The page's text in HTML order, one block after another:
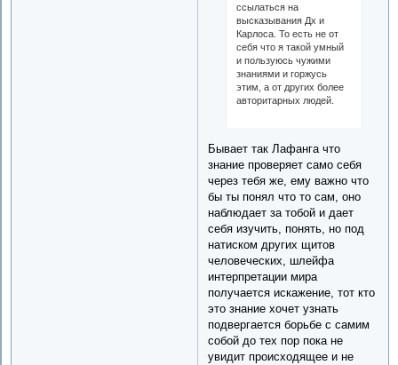
ссылаться на
высказывания Дх и
Карлоса. То есть не от
себя что я такой умный
и пользуюсь чужими
знаниями и горжусь
этим, а от других более
авторитарных людей.
Бывает так Лафанга что
знание проверяет само себя
через тебя же, ему важно что
бы ты понял что то сам, оно
наблюдает за тобой и дает
себя изучить, понять, но под
натиском других щитов
человеческих, шлейфа
интерпретации мира
получается искажение, тот кто
это знание хочет узнать
подвергается борьбе с самим
собой до тех пор пока не
увидит происходящее и не